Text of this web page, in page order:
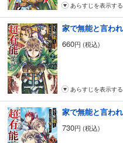
あらすじを表示する
660円 (税込)
あらすじを表示する
730円 (税込)